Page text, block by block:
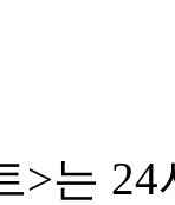
>는